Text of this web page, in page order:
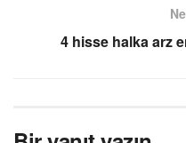
4 hisse halka arz